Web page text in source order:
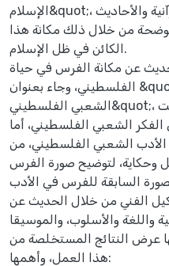
الإسلام&quot;، تناولت الباحثة فيه، الآيات القرآنية والأحاديث
من خلال ذلك مكانة هذا
الكائن في ظل الإسلام.
عن مكانة الفرس في حياة
الفلسطيني، وجاء بعنوان &quot; تجليات الفرس في الأدب
الشعبي الفلسطيني&quot;، قسمته إلى مبحثين: أحدهما تحدثت
الشعبي الفلسطيني، أما
الشعبي الفلسطيني، من
وحكاية، لتوضيح صورة الفرس.
السابقة للفرس في الأدب
الفني من خلال الحديث عن
واللغة والأسلوب، والموسيقا.
عرض النتائج المستخلصة من
هذا العمل، وأهمها: